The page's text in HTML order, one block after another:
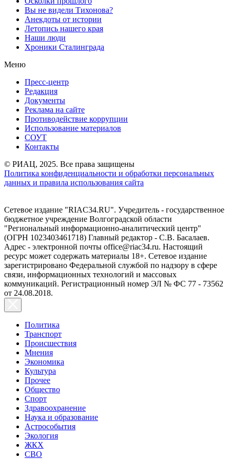
Вы не видели Тихонова?
Анекдоты от истории
Летопись нашего края
Наши люди
Хроники Сталинграда
Меню
Пресс-центр
Редакция
Документы
Реклама на сайте
Противодействие коррупции
Использование материалов
СОУТ
Контакты
© РИАЦ, 2025. Все права защищены
Политика конфиденциальности и обработки персональных
данных и правила использования сайта
Сетевое издание "RIAC34.RU". Учредитель - государственное
бюджетное учреждение Волгоградской области
"Региональный информационно-аналитический центр"
(ОГРН 1023403461718) Главный редактор - С.В. Басалаев.
Адрес - электронной почты office@riac34.ru. Настоящий
ресурс может содержать материалы 18+. Сетевое издание
зарегистрировано Федеральной службой по надзору в сфере
связи, информационных технологий и массовых
коммуникаций. Регистрационный номер ЭЛ № ФС 77 - 73562
от 24.08.2018.
Политика
Транспорт
Происшествия
Мнения
Экономика
Культура
Прочее
Общество
Спорт
Здравоохранение
Наука и образование
Астрособытия
Экология
ЖКХ
СВО